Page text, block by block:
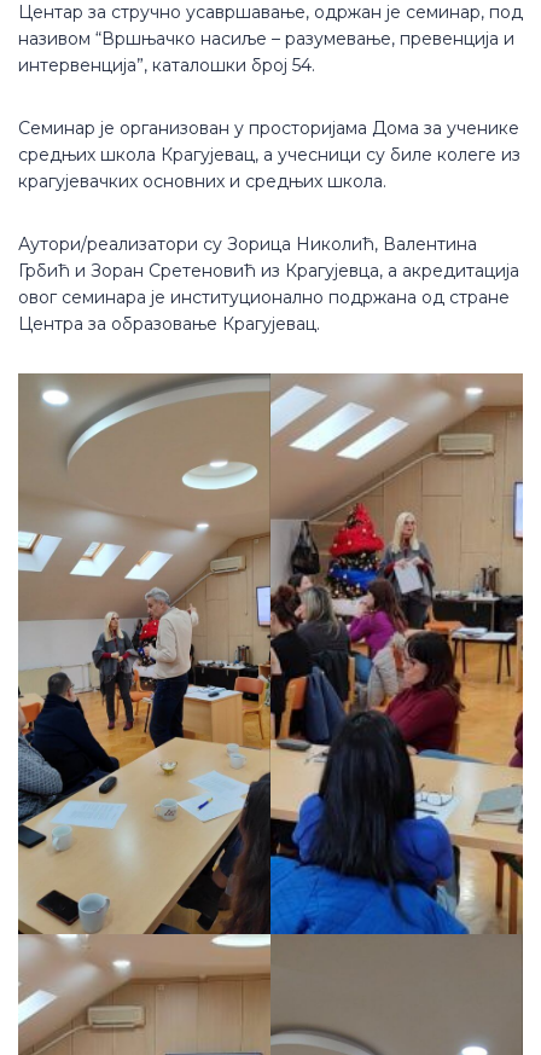
Центар за стручно усавршавање, одржан је семинар, под
називом “Вршњачко насиље – разумевање, превенција и
интервенција”, каталошки број 54.
Семинар је организован у просторијама Дома за ученике
средњих школа Крагујевац, а учесници су биле колеге из
крагујевачких основних и средњих школа.
Аутори/реализатори су Зорица Николић, Валентина
Грбић и Зоран Сретеновић из Крагујевца, а акредитација
овог семинара је институционално подржана од стране
Центра за образовање Крагујевац.